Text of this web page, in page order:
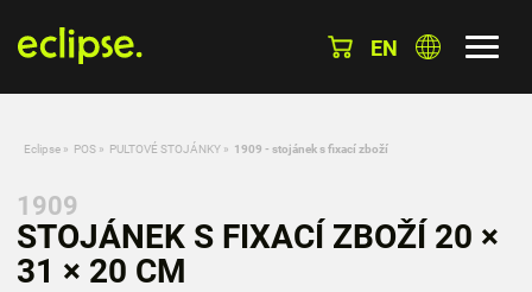
EN
Eclipse » POS » PULTOVÉ STOJÁNKY » 1909 - stojánek s fixací zboží
1909
STOJÁNEK S FIXACÍ ZBOŽÍ 20 ×
31 × 20 CM